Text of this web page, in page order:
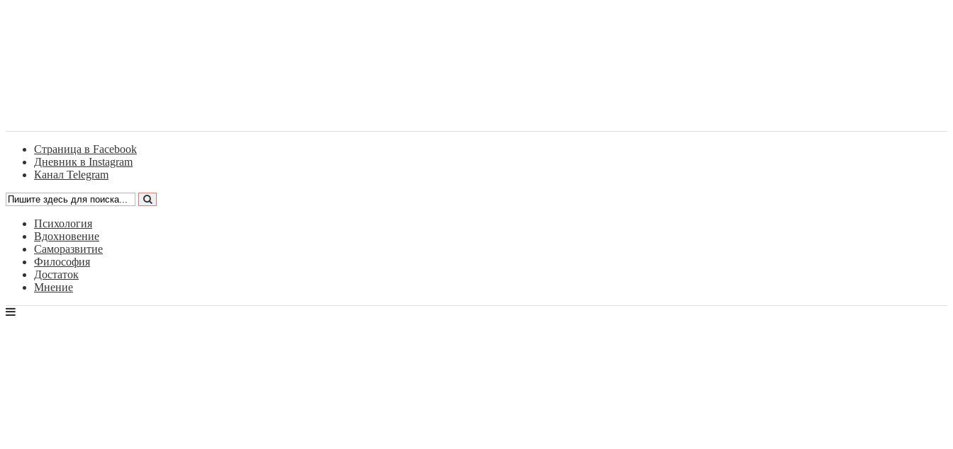
Страница в Facebook
Дневник в Instagram
Канал Telegram
Психология
Вдохновение
Саморазвитие
Философия
Достаток
Мнение